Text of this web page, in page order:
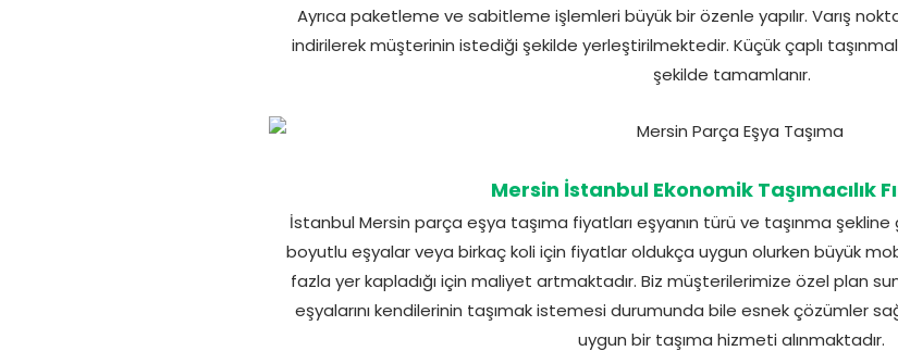
Ayrıca paketleme ve sabitleme işlemleri büyük bir özenle yapılır. Varış
indirilerek müşterinin istediği şekilde yerleştirilmektedir. Küçük çaplı
şekilde tamamlanır.
Mersin İstanbul Ekonomik Taşımacılık
İstanbul Mersin parça eşya taşıma fiyatları eşyanın türü ve taşınma şekline
boyutlu eşyalar veya birkaç koli için fiyatlar oldukça uygun olurken büyük
fazla yer kapladığı için maliyet artmaktadır. Biz müşterilerimize özel plan
eşyalarını kendilerinin taşımak istemesi durumunda bile esnek çözümler
uygun bir taşıma hizmeti alınmaktadır.